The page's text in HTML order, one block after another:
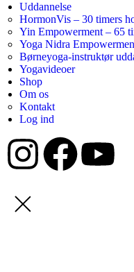
Uddannelse
HormonVis – 30 timers
Yin Empowerment – 65
Yoga Nidra
Børneyoga-instruktør
Yogavideoer
Shop
Om os
Kontakt
Log ind